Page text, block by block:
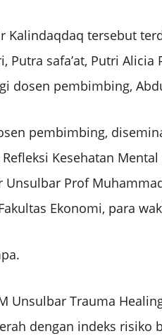
Kalindaqdaq tersebut
Putra safa’at, Putri
dosen pembimbing,
pembimbing,
Kesehatan
Prof
Ekonomi, para
Unsulbar Trauma
dengan indeks